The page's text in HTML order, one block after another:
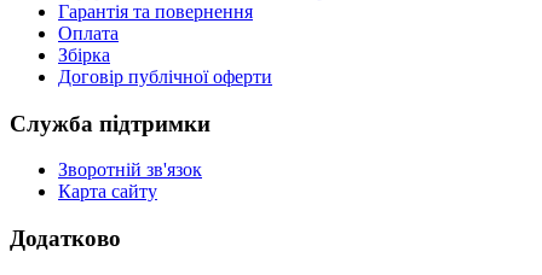
Гарантія та повернення
Оплата
Збірка
Договір публічної оферти
Служба підтримки
Зворотній зв'язок
Карта сайту
Додатково